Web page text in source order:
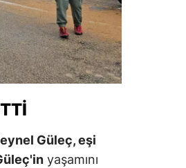
Güleç, eşi
yaşamını